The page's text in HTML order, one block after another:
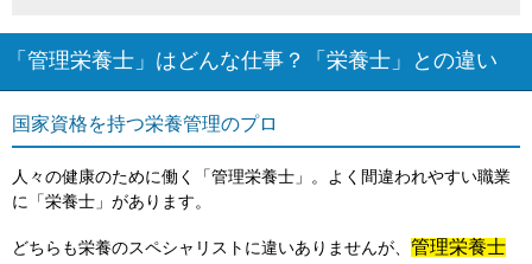
「管理栄養士」はどんな仕事？「栄養士」との違い
国家資格を持つ栄養管理のプロ
人々の健康のために働く「管理栄養士」。よく間違われやすい職業
に「栄養士」があります。
どちらも栄養のスペシャリストに違いありませんが、 管理栄養士